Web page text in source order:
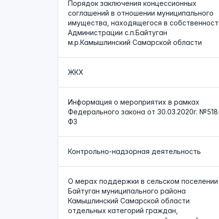
Порядок заключения концессионных
соглашений в отношении муниципального
имущества, находящегося в
Администрации с.п.Байтуган
м.р.Камышлинский Самарской области
ЖКХ
Информация о мероприятих в рамках
Федерального закона от 30.03.2020г.
ФЗ
Контрольно-надзорная деятельность
О мерах поддержки в сельском поселении
Байтуган муниципального района
Камышлинский Самарской области
отдельных категорий граждан,